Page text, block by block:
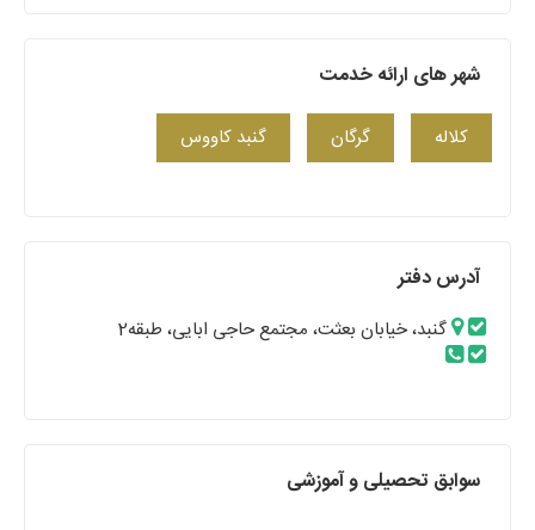
شهر های ارائه خدمت
کلاله گرگان گنبد کاووس
آدرس دفتر
گنبد، خیابان بعثت، مجتمع حاجی ابایی، طبقه2
سوابق تحصیلی و آموزشی